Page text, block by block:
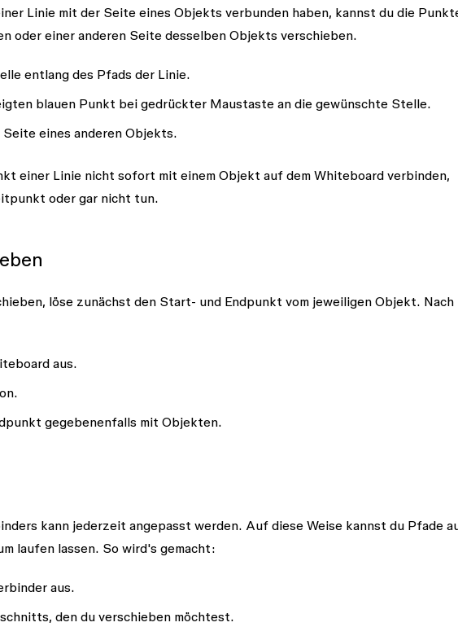
Linie mit der Seite eines Objekts verbunden haben, kannst du die
oder einer anderen Seite desselben Objekts verschieben.
entlang des Pfads der Linie.
blauen Punkt bei gedrückter Maustaste an die gewünschte Stelle.
eines anderen Objekts.
einer Linie nicht sofort mit einem Objekt auf dem Whiteboard verbinden,
oder gar nicht tun.
löse zunächst den Start- und Endpunkt vom jeweiligen Objekt. Nach
aus.
gegebenenfalls mit Objekten.
kann jederzeit angepasst werden. Auf diese Weise kannst du Pfade
laufen lassen. So wird's gemacht:
aus.
den du verschieben möchtest.